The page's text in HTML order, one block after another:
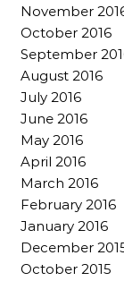
November
October 2016
September
August 2016
July 2016
June 2016
May 2016
April 2016
March 2016
February 2016
January 2016
December
October 2015